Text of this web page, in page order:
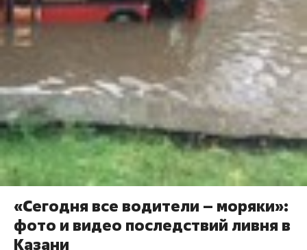
«Сегодня все водители – моряки»:
фото и видео последствий ливня в
Казани